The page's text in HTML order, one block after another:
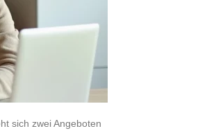
sich zwei Angeboten